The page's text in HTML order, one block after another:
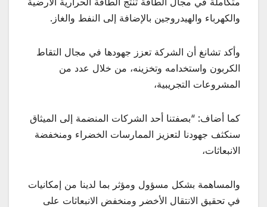
والكهرباء والهيدروجين بالإضافة إلى النفط والغاز.
وأكد تشانغ أن الشركة تعزز جهودها في مجال التقاط
الكربون واستخدامه وتخزينه، من خلال عدد من
المشروعات التجريبية،
كما أضاف: “بصفتنا أحد الشركات المنضمة إلى الميثاق
سنكثف جهودنا لتعزيز الممارسات الخضراء ومنخفضة
الانبعاثات،
والمساهمة بشكل مسؤول ومؤثر بما لدينا من إمكانيات
في تحقيق الانتقال الأخضر ومنخفض الانبعاثات على